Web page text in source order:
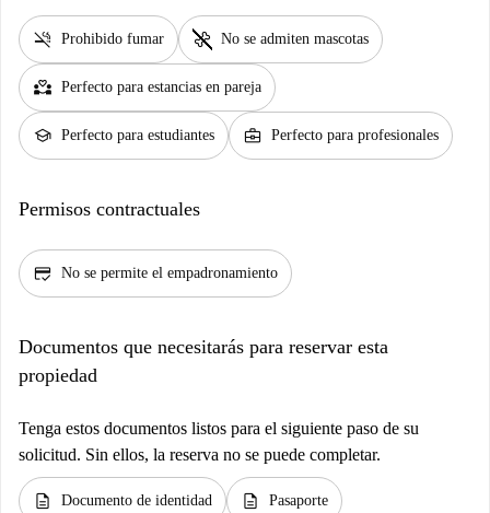
smoke_free Prohibido fumar pet_supplies No se admiten mascotas
partner_heart Perfecto para estancias en pareja
school Perfecto para estudiantes business_center Perfecto para profesionales
Permisos contractuales
credit_score No se permite el empadronamiento
Documentos que necesitarás para reservar esta
propiedad
Tenga estos documentos listos para el siguiente paso de su
solicitud. Sin ellos, la reserva no se puede completar.
description Documento de identidad description Pasaporte